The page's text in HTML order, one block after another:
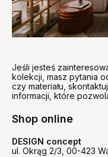
Jeśli jesteś
kolekcji, masz pytania
czy materiału,
informacji, które
Shop online
DESIGN concept
ul. Okrąg 2/3, 00-423